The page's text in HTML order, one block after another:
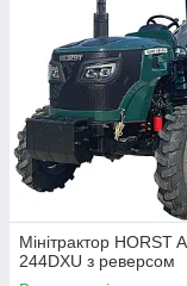
Мінітрактор HORST A
244DXU з реверсом